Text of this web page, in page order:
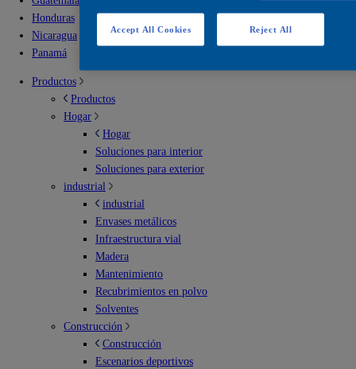
Honduras
Nicaragua
Panamá
Productos
Productos
Hogar
Hogar
Soluciones para interior
Soluciones para exterior
industrial
industrial
Envases metálicos
Infraestructura vial
Madera
Mantenimiento
Recubrimientos en polvo
Solventes
Construcción
Construcción
Escenarios deportivos
Reject All
Accept All Cookies